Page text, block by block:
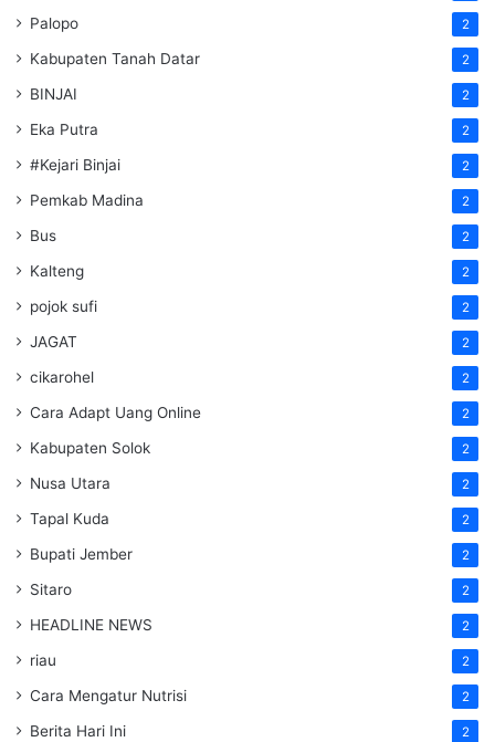
Palopo 2
Kabupaten Tanah Datar 2
BINJAI 2
Eka Putra 2
#Kejari Binjai 2
Pemkab Madina 2
Bus 2
Kalteng 2
pojok sufi 2
JAGAT 2
cikarohel 2
Cara Adapt Uang Online 2
Kabupaten Solok 2
Nusa Utara 2
Tapal Kuda 2
Bupati Jember 2
Sitaro 2
HEADLINE NEWS 2
riau 2
Cara Mengatur Nutrisi 2
Berita Hari Ini 2